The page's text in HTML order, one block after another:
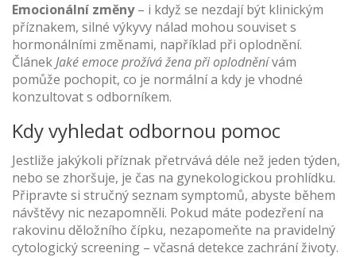
Emocionální změny– i když se nezdají být klinickým
příznakem, silné výkyvy nálad mohou souviset s
hormonálními změnami, například při oplodnění.
ČlánekJaké emoce prožívá žena při oplodněnívám
pomůže pochopit, co je normální a kdy je vhodné
konzultovat s odborníkem.
Kdy vyhledat odbornou pomoc
Jestliže jakýkoli příznak přetrvává déle než jeden týden,
nebo se zhoršuje, je čas na gynekologickou prohlídku.
Připravte si stručný seznam symptomů, abyste během
návštěvy nic nezapomněli. Pokud máte podezření na
rakovinu děložního čípku, nezapomeňte na pravidelný
cytologický screening – včasná detekce zachrání životy.